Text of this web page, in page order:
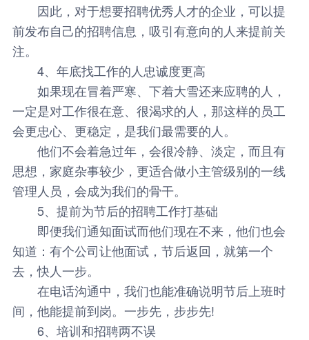
因此，对于想要招聘优秀人才的企业，可以提
前发布自己的招聘信息，吸引有意向的人来提前关
注。
4、年底找工作的人忠诚度更高
如果现在冒着严寒、下着大雪还来应聘的人，
一定是对工作很在意、很渴求的人，那这样的员工
会更忠心、更稳定，是我们最需要的人。
他们不会着急过年，会很冷静、淡定，而且有
思想，家庭杂事较少，更适合做小主管级别的一线
管理人员，会成为我们的骨干。
5、提前为节后的招聘工作打基础
即便我们通知面试而他们现在不来，他们也会
知道：有个公司让他面试，节后返回，就第一个
去，快人一步。
在电话沟通中，我们也能准确说明节后上班时
间，他能提前到岗。一步先，步步先!
6、培训和招聘两不误